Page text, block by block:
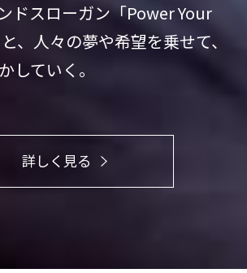
ドスローガン「Power Your
、 人々の夢や希望を乗せて、
していく。
詳しく見る